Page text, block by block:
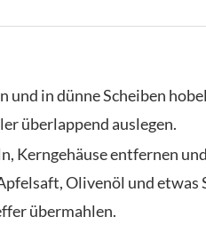
und in dünne Scheiben
überlappend auslegen.
Kerngehäuse entfernen
Olivenöl und etwas
übermahlen.